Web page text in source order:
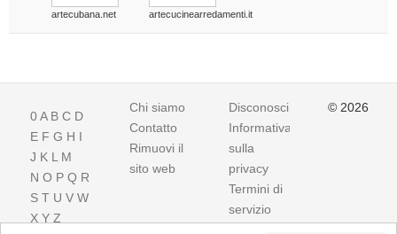
artecubana.net artecucinearredamenti.it
0A B C D
E F G H I
J K L M
N O P Q R
S T U V W
X Y Z
Chi siamo
Contatto
Rimuovi il
sito web
Disconoscimento
Informativa
sulla
privacy
Termini di
servizio
© 2026